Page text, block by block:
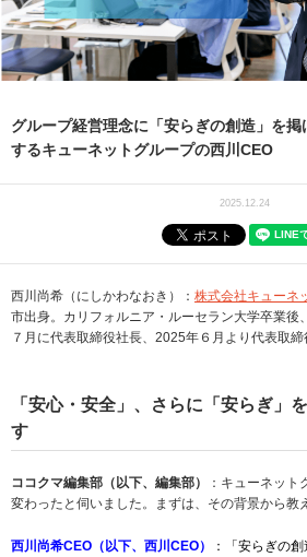
グループ経営理念に「安らぎの創造」を
するキューネットグループの西川CEO
2025.12.24
西川尚希（にしかわなおき）： 株式会社キューネ
市出身。カリフォルニア・ルーセラン大学卒業
７月に代表取締役社長、2025年６月より代表取締
「安心・安全」、さらに「安らぎ」
す
ココクマ編集部（以下、編集部）
：キューネット
変わったと伺いました。まずは、その背景から教
西川尚希CEO（以下、西川CEO）
：「安らぎの